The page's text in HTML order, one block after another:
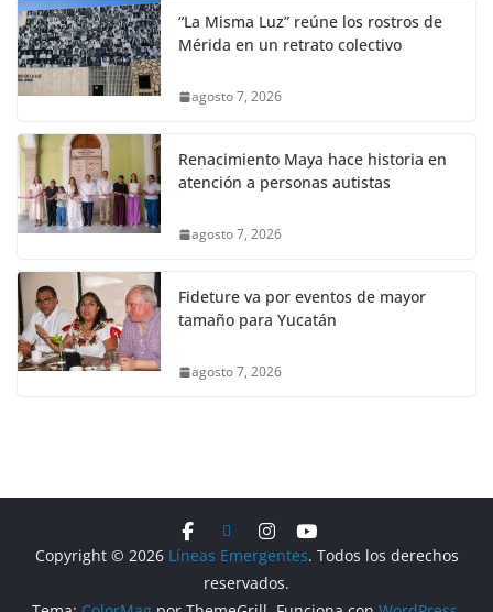
“La Misma Luz” reúne los rostros de
Mérida en un retrato colectivo
agosto 7, 2026
Renacimiento Maya hace historia en
atención a personas autistas
agosto 7, 2026
Fideture va por eventos de mayor
tamaño para Yucatán
agosto 7, 2026
Copyright © 2026 Líneas Emergentes. Todos los derechos
reservados.